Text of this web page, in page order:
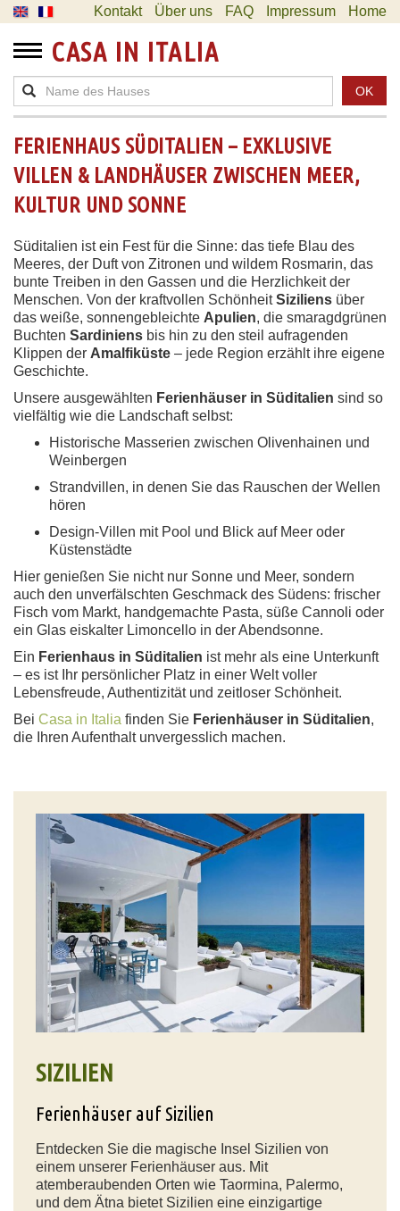
Kontakt Über uns FAQ Impressum Home
CASA IN ITALIA
OK
FERIENHAUS SÜDITALIEN – EXKLUSIVE
VILLEN & LANDHÄUSER ZWISCHEN MEER,
KULTUR UND SONNE
Süditalien ist ein Fest für die Sinne: das tiefe Blau des
Meeres, der Duft von Zitronen und wildem Rosmarin, das
bunte Treiben in den Gassen und die Herzlichkeit der
Menschen. Von der kraftvollen SchönheitSiziliens über
das weiße, sonnengebleichte Apulien, die smaragdgrünen
Buchten Sardiniens bis hin zu den steil aufragenden
Klippen der Amalfiküste – jede Region erzählt ihre eigene
Geschichte.
Unsere ausgewählten Ferienhäuser in Süditalien sind so
vielfältig wie die Landschaft selbst:
Historische Masserien zwischen Olivenhainen und
Weinbergen
Strandvillen, in denen Sie das Rauschen der Wellen
hören
Design-Villen mit Pool und Blick auf Meer oder
Küstenstädte
Hier genießen Sie nicht nur Sonne und Meer, sondern
auch den unverfälschten Geschmack des Südens: frischer
Fisch vom Markt, handgemachte Pasta, süße Cannoli oder
ein Glas eiskalter Limoncello in der Abendsonne.
Ein Ferienhaus in Süditalien ist mehr als eine Unterkunft
– es ist Ihr persönlicher Platz in einer Welt voller
Lebensfreude, Authentizität und zeitloser Schönheit.
Bei Casa in Italia finden Sie Ferienhäuser in Süditalien,
die Ihren Aufenthalt unvergesslich machen.
SIZILIEN
Ferienhäuser auf Sizilien
Entdecken Sie die magische Insel Sizilien von
einem unserer Ferienhäuser aus. Mit
atemberaubenden Orten wie Taormina, Palermo,
und dem Ätna bietet Sizilien eine einzigartige